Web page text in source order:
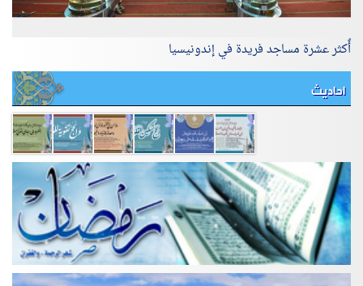
أٌكثر عشرة مساجد فريدة في إندونيسيا
احاديث